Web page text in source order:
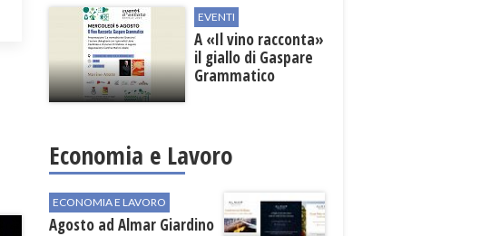
EVENTI
A «Il vino racconta»
il giallo di Gaspare
Grammatico
Economia e Lavoro
ECONOMIA E LAVORO
Agosto ad Almar Giardino